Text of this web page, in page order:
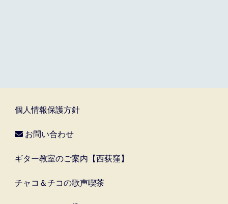
個人情報保護方針
お問い合わせ
ギター教室のご案内【西荻窪】
チャコ＆チコの歌声喫茶